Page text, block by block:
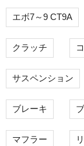
エボ7～9 CT9A
クラッチ
サスペンション
ブレーキ
マフラー